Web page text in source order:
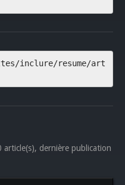
inclure/resume/art
article(s), dernière publication